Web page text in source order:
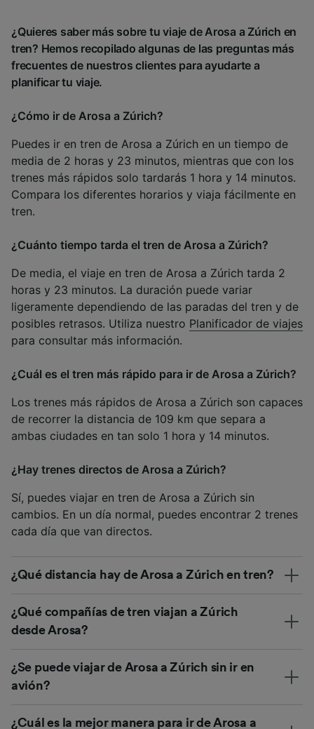
¿Quieres saber más sobre tu viaje de Arosa a Zúrich en
tren? Hemos recopilado algunas de las preguntas más
frecuentes de nuestros clientes para ayudarte a
planificar tu viaje.
¿Cómo ir de Arosa a Zúrich?
Puedes ir en tren de Arosa a Zúrich en un tiempo de
media de 2 horas y 23 minutos, mientras que con los
trenes más rápidos solo tardarás 1 hora y 14 minutos.
Compara los diferentes horarios y viaja fácilmente en
tren.
¿Cuánto tiempo tarda el tren de Arosa a Zúrich?
De media, el viaje en tren de Arosa a Zúrich tarda 2
horas y 23 minutos. La duración puede variar
ligeramente dependiendo de las paradas del tren y de
posibles retrasos. Utiliza nuestro Planificador de viajes
para consultar más información.
¿Cuál es el tren más rápido para ir de Arosa a Zúrich?
Los trenes más rápidos de Arosa a Zúrich son capaces
de recorrer la distancia de 109 km que separa a
ambas ciudades en tan solo 1 hora y 14 minutos.
¿Hay trenes directos de Arosa a Zúrich?
Sí, puedes viajar en tren de Arosa a Zúrich sin
cambios. En un día normal, puedes encontrar 2 trenes
cada día que van directos.
¿Qué distancia hay de Arosa a Zúrich en tren?
¿Qué compañías de tren viajan a Zúrich
desde Arosa?
¿Se puede viajar de Arosa a Zúrich sin ir en
avión?
¿Cuál es la mejor manera para ir de Arosa a